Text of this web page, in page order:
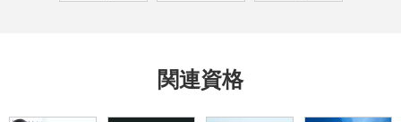
関連資格